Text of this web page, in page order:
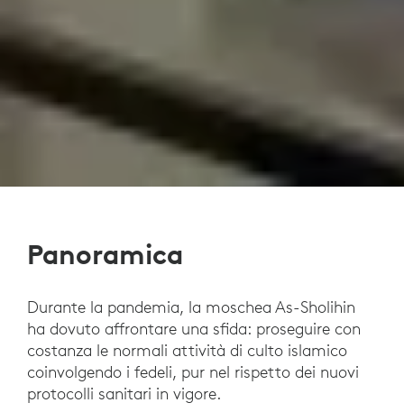
Panoramica
Durante la pandemia, la moschea As-Sholihin
ha dovuto affrontare una sfida: proseguire con
costanza le normali attività di culto islamico
coinvolgendo i fedeli, pur nel rispetto dei nuovi
protocolli sanitari in vigore.